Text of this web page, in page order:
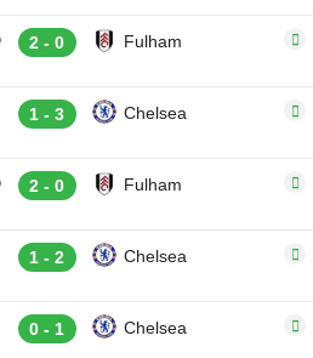
2 - 0 Fulham
1 - 3 Chelsea
2 - 0 Fulham
1 - 2 Chelsea
0 - 1 Chelsea